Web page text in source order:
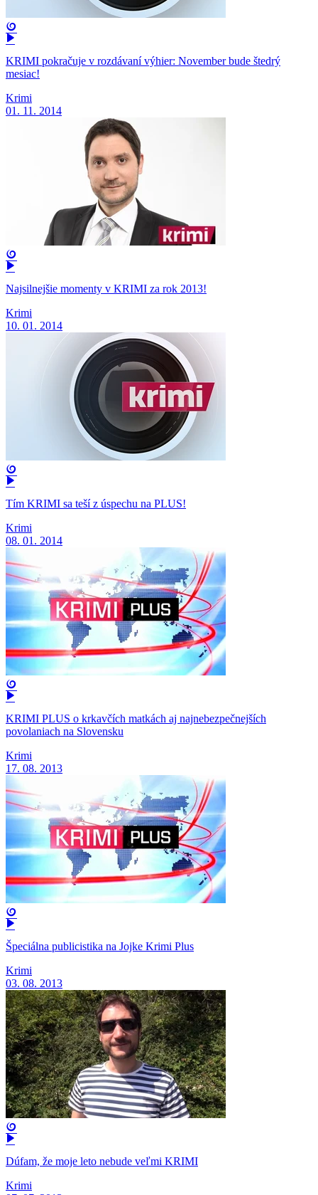
KRIMI pokračuje v rozdávaní výhier: November bude štedrý
mesiac!
Krimi
01. 11. 2014
Najsilnejšie momenty v KRIMI za rok 2013!
Krimi
10. 01. 2014
Tím KRIMI sa teší z úspechu na PLUS!
Krimi
08. 01. 2014
KRIMI PLUS o krkavčích matkách aj najnebezpečnejších
povolaniach na Slovensku
Krimi
17. 08. 2013
Špeciálna publicistika na Jojke Krimi Plus
Krimi
03. 08. 2013
Dúfam, že moje leto nebude veľmi KRIMI
Krimi